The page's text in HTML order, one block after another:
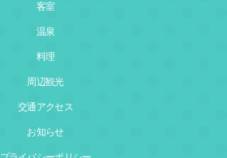
客室
温泉
料理
周辺観光
交通アクセス
お知らせ